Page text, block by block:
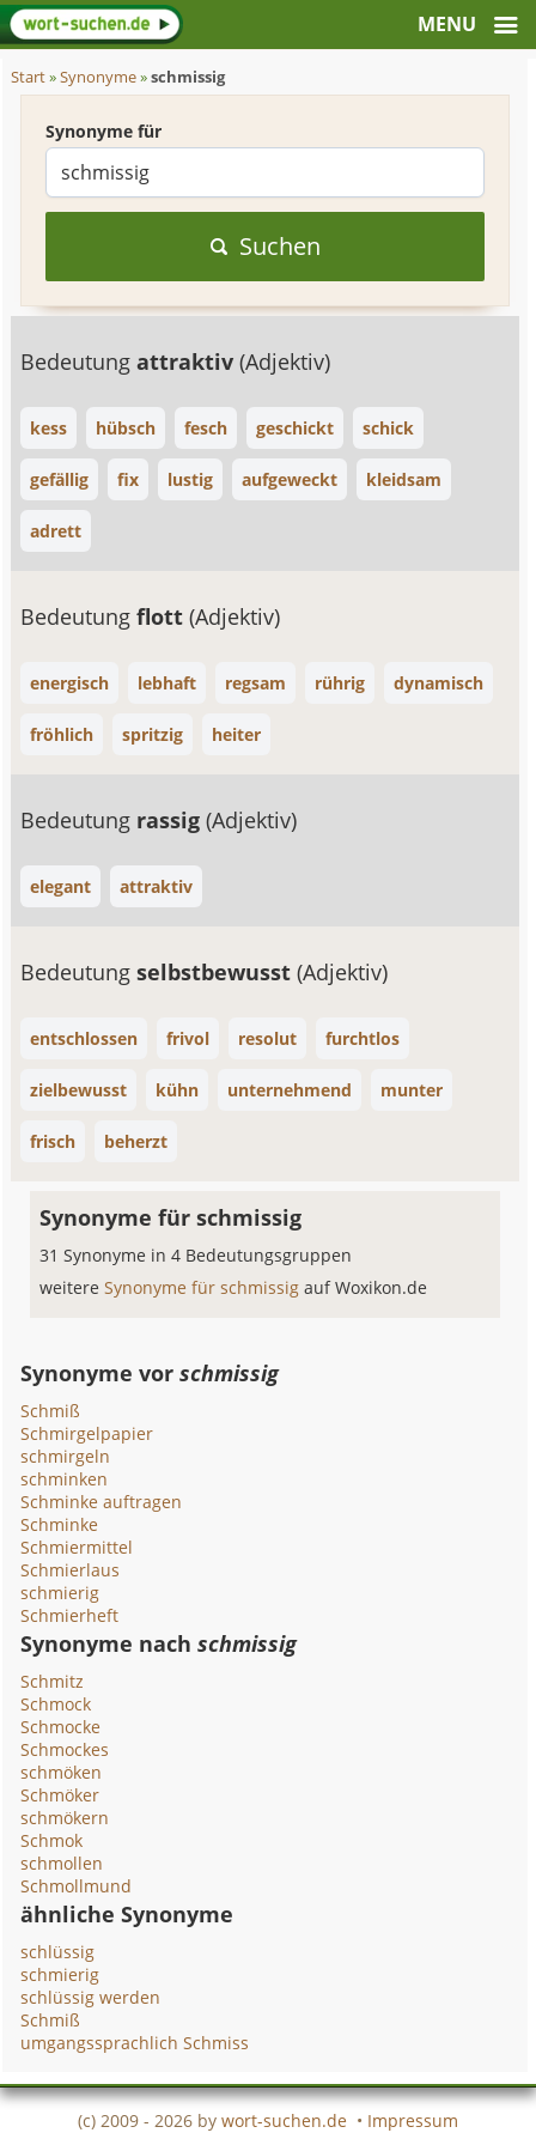
Start»Synonyme»schmissig
Synonyme für
Suchen
Bedeutungattraktiv(Adjektiv)
kess hübsch fesch geschickt schick
gefällig fix lustig aufgeweckt kleidsam
adrett
Bedeutungflott(Adjektiv)
energisch lebhaft regsam rührig dynamisch
fröhlich spritzig heiter
Bedeutung rassig(Adjektiv)
elegant attraktiv
Bedeutungselbstbewusst(Adjektiv)
entschlossen frivol resolut furchtlos
zielbewusst kühn unternehmend munter
frisch beherzt
Synonyme für schmissig
31 Synonyme in 4 Bedeutungsgruppen
weitereSynonyme für schmissigauf Woxikon.de
Synonyme vorschmissig
Schmiß
Schmirgelpapier
schmirgeln
schminken
Schminke auftragen
Schminke
Schmiermittel
Schmierlaus
schmierig
Schmierheft
Synonyme nachschmissig
Schmitz
Schmock
Schmocke
Schmockes
schmöken
Schmöker
schmökern
Schmok
schmollen
Schmollmund
ähnliche Synonyme
schlüssig
schmierig
schlüssig werden
Schmiß
umgangssprachlich Schmiss
(c) 2009 - 2026 by wort-suchen.de • Impressum